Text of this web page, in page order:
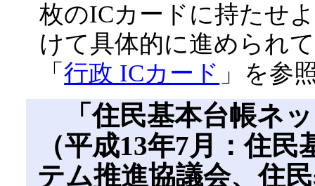
枚のICカードに持たせ
けて具体的に進められ
「行政 ICカード 」を参
「住民基本台帳ネ
（平成13年7月：住
テム推進協議会、住